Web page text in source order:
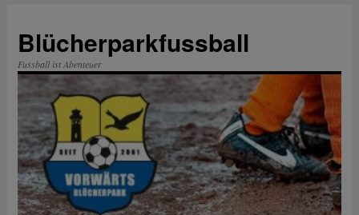
springen
Blücherparkfussball
Fussball ist Abenteuer